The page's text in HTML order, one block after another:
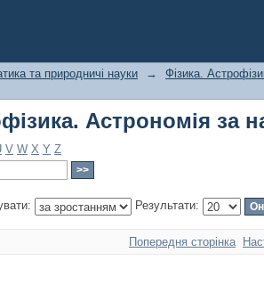
Астрономія за
та природничі науки → Фізика.
Астрономія за
V W X Y Z
Результати:
Попередня сторінка